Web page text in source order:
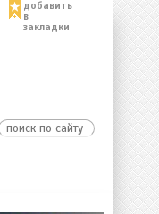
добавить
в
закладки